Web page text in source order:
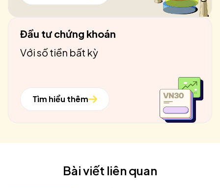
Đầu tư chứng khoán
Với số tiền bất kỳ
Tìm hiểu thêm
Bài viết liên quan